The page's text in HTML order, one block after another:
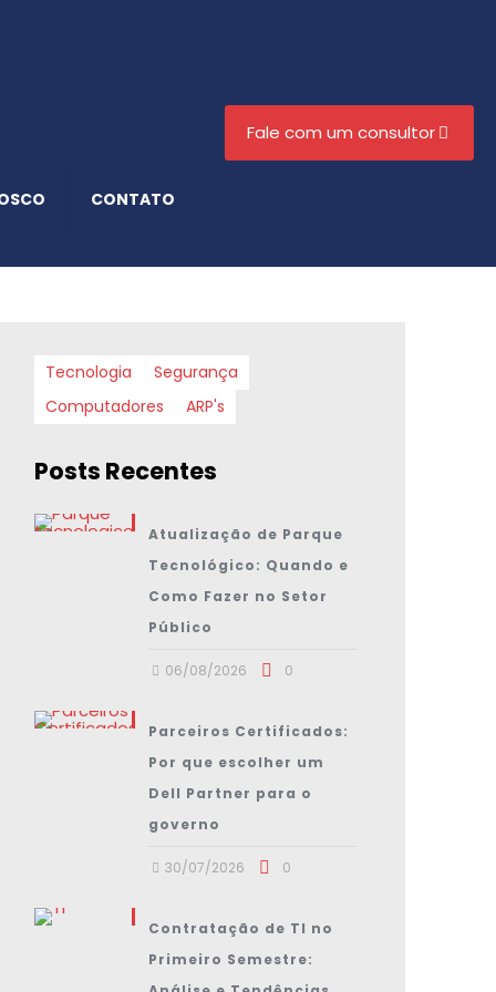
CONTATO
Fale com um consultor
Tecnologia
Segurança
Computadores
ARP's
Posts Recentes
Atualização de Parque
Tecnológico: Quando e
Como Fazer no Setor
Público
06/08/2026 0
Parceiros Certificados:
Por que escolher um
Dell Partner para o
governo
30/07/2026 0
Contratação de TI no
Primeiro Semestre: